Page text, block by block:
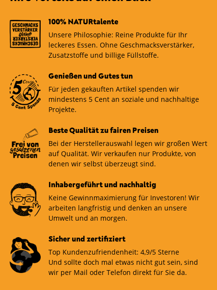
100% NATURtalente
Unsere Philosophie: Reine Produkte für Ihr
leckeres Essen. Ohne Geschmacksverstärker,
Zusatzstoffe und billige Füllstoffe.
Genießen und Gutes tun
Für jeden gekauften Artikel spenden wir
mindestens 5 Cent an soziale und nachhaltige
Projekte.
Beste Qualität zu fairen Preisen
Bei der Herstellerauswahl legen wir großen Wert
auf Qualität. Wir verkaufen nur Produkte, von
denen wir selbst überzeugt sind.
Inhabergeführt und nachhaltig
Keine Gewinnmaximierung für Investoren! Wir
arbeiten langfristig und denken an unsere
Umwelt und an morgen.
Sicher und zertifiziert
Top Kundenzufriendenheit: 4,9/5 Sterne
Und sollte doch mal etwas nicht gut sein, sind
wir per Mail oder Telefon direkt für Sie da.